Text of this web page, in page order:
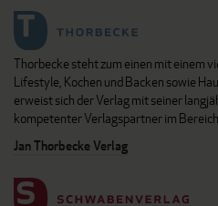
Thorbecke steht zum einen mit einem
Lifestyle, Kochen und Backen sowie
erweist sich der Verlag mit seiner
kompetenter Verlagspartner im
Jan Thorbecke Verlag